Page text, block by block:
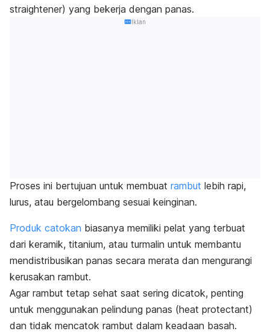
straightener) yang bekerja dengan panas.
Iklan
Proses ini bertujuan untuk membuat rambut lebih rapi,
lurus, atau bergelombang sesuai keinginan.
Produk catokan biasanya memiliki pelat yang terbuat
dari keramik, titanium, atau turmalin untuk membantu
mendistribusikan panas secara merata dan mengurangi
kerusakan rambut.
Agar rambut tetap sehat saat sering dicatok, penting
untuk menggunakan pelindung panas (heat protectant)
dan tidak mencatok rambut dalam keadaan basah.